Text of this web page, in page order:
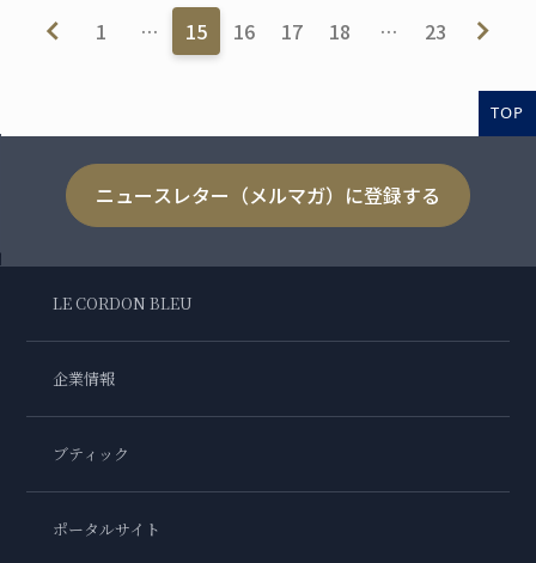
1 … 15 16 17 18 … 23
TOP
ニュースレター（メルマガ）に登録する
LE CORDON BLEU
企業情報
ブティック
ポータルサイト